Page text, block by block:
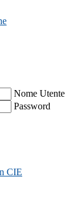
Nome Utente
Password
CIE